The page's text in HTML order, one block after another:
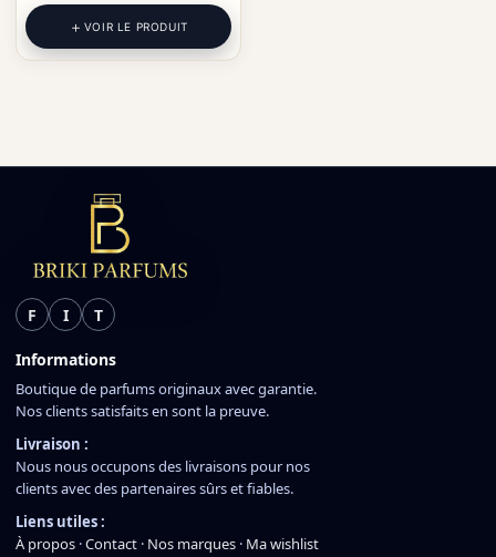
VOIR LE PRODUIT
F I T
Informations
Boutique de parfums originaux avec garantie.
Nos clients satisfaits en sont la preuve.
Livraison :
Nous nous occupons des livraisons pour nos
clients avec des partenaires sûrs et fiables.
Liens utiles :
À propos ·Contact · Nos marques · Ma wishlist